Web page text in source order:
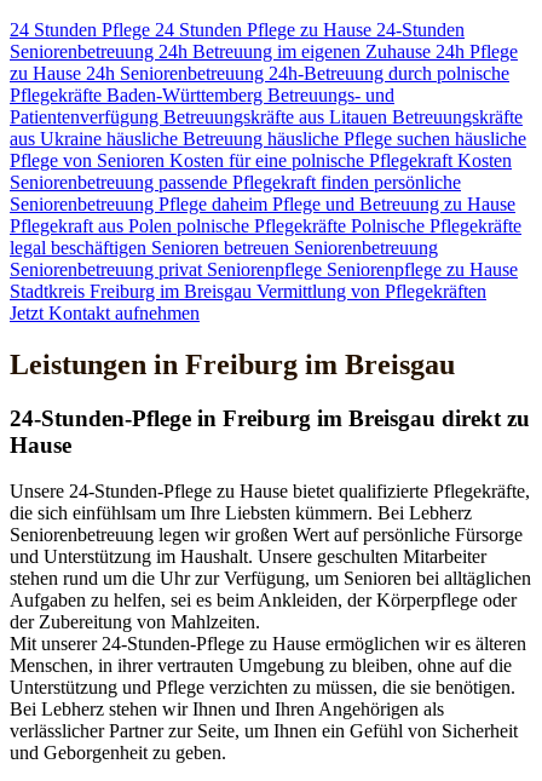
24 Stunden Pflege 24 Stunden Pflege zu Hause 24-Stunden
Seniorenbetreuung 24h Betreuung im eigenen Zuhause 24h Pflege
zu Hause 24h Seniorenbetreuung 24h-Betreuung durch polnische
Pflegekräfte Baden-Württemberg Betreuungs- und
Patientenverfügung Betreuungskräfte aus Litauen Betreuungskräfte
aus Ukraine häusliche Betreuung häusliche Pflege suchen häusliche
Pflege von Senioren Kosten für eine polnische Pflegekraft Kosten
Seniorenbetreuung passende Pflegekraft finden persönliche
Seniorenbetreuung Pflege daheim Pflege und Betreuung zu Hause
Pflegekraft aus Polen polnische Pflegekräfte Polnische Pflegekräfte
legal beschäftigen Senioren betreuen Seniorenbetreuung
Seniorenbetreuung privat Seniorenpflege Seniorenpflege zu Hause
Stadtkreis Freiburg im Breisgau Vermittlung von Pflegekräften
Jetzt Kontakt aufnehmen
Leistungen in Freiburg im Breisgau
24-Stunden-Pflege in Freiburg im Breisgau direkt zu
Hause
Unsere 24-Stunden-Pflege zu Hause bietet qualifizierte Pflegekräfte,
die sich einfühlsam um Ihre Liebsten kümmern. Bei Lebherz
Seniorenbetreuung legen wir großen Wert auf persönliche Fürsorge
und Unterstützung im Haushalt. Unsere geschulten Mitarbeiter
stehen rund um die Uhr zur Verfügung, um Senioren bei alltäglichen
Aufgaben zu helfen, sei es beim Ankleiden, der Körperpflege oder
der Zubereitung von Mahlzeiten.
Mit unserer 24-Stunden-Pflege zu Hause ermöglichen wir es älteren
Menschen, in ihrer vertrauten Umgebung zu bleiben, ohne auf die
Unterstützung und Pflege verzichten zu müssen, die sie benötigen.
Bei Lebherz stehen wir Ihnen und Ihren Angehörigen als
verlässlicher Partner zur Seite, um Ihnen ein Gefühl von Sicherheit
und Geborgenheit zu geben.